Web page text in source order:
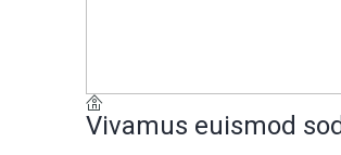
Vivamus euismod